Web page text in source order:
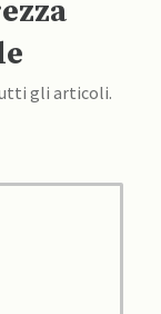
gli articoli.